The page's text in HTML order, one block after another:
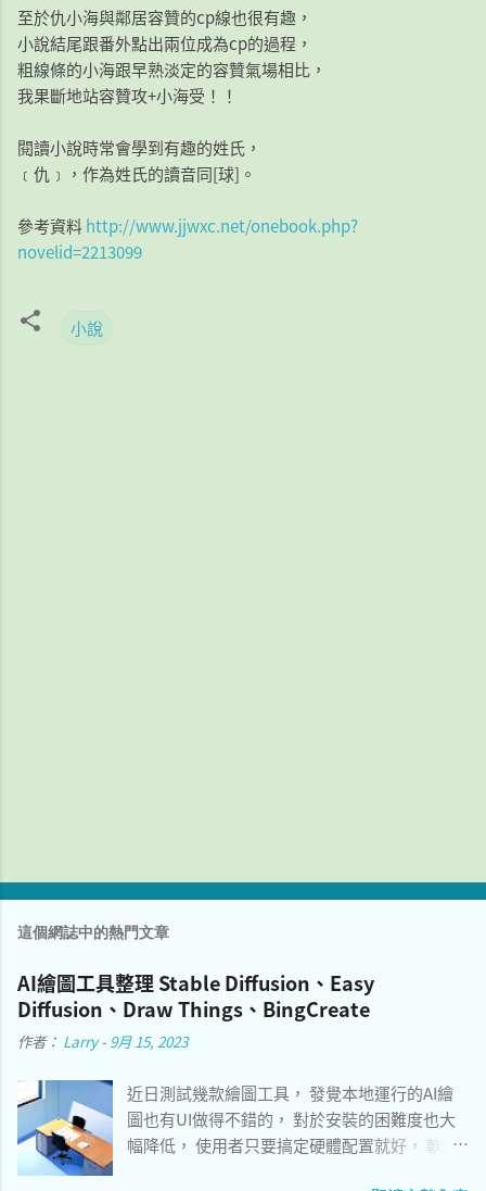
至於仇小海與鄰居容贊的cp線也很有趣，
小說結尾跟番外點出兩位成為cp的過程，
粗線條的小海跟早熟淡定的容贊氣場相比，
我果斷地站容贊攻+小海受！！
閱讀小說時常會學到有趣的姓氏，
﹝仇﹞，作為姓氏的讀音同[球]。
參考資料http://www.jjwxc.net/onebook.php?
novelid=2213099
小說
這個網誌中的熱門文章
AI繪圖工具整理 Stable Diffusion、Easy
Diffusion、Draw Things、BingCreate
作者： Larry - 9月 15, 2023
近日測試幾款繪圖工具， 發覺本地運行的AI繪
圖也有UI做得不錯的， 對於安裝的困難度也大
幅降低， 使用者只要搞定硬體配置就好， 軟體